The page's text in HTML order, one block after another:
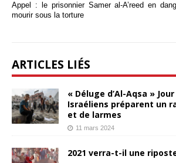
Appel : le prisonnier Samer al-A’reed en
mourir sous la torture
ARTICLES LIÉS
« Déluge d’Al-Aqsa »
Israéliens préparent un
et de larmes
11 mars 2024
2021 verra-t-il une